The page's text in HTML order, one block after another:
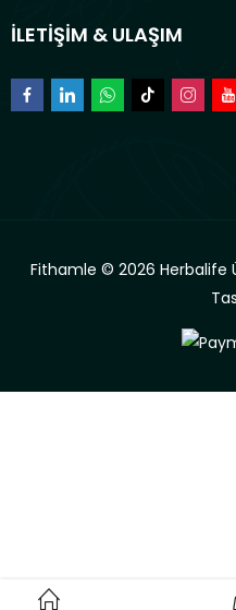
İLETİŞİM & ULAŞIM
Fithamle © 2026 Herbalife